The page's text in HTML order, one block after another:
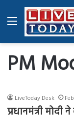
Menu
PM
LiveToday Desk
प्रधानमंत्री